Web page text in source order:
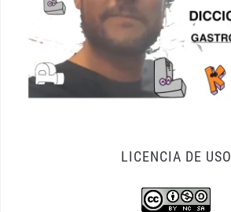
LICENCIA DE USO